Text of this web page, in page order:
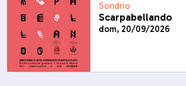
Sondrio
Scarpabellando
dom, 20/09/2026